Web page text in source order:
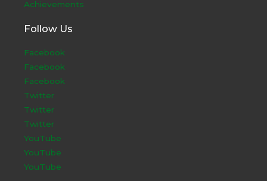
Achievements
Follow Us
Facebook
Facebook
Facebook
Twitter
Twitter
Twitter
YouTube
YouTube
YouTube